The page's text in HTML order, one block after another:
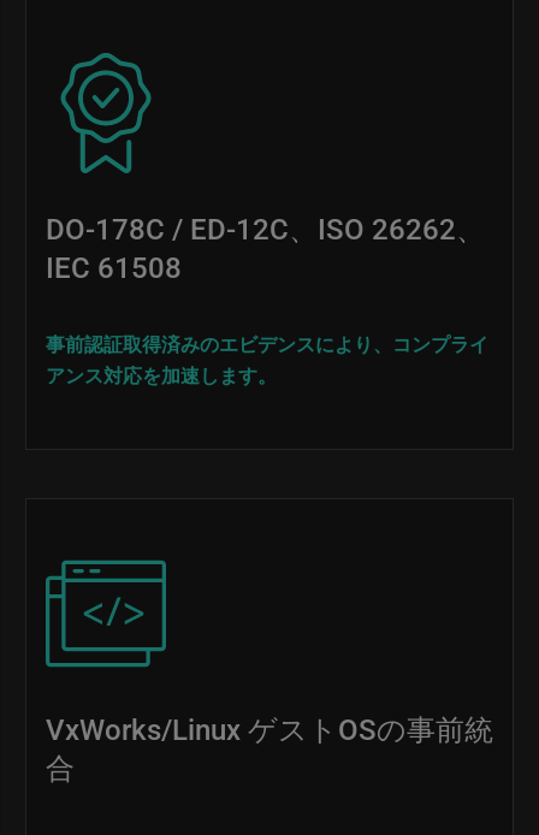
Image
DO-178C / ED-12C、ISO 26262、
IEC 61508
事前認証取得済みのエビデンスにより、コンプライ
アンス対応を加速します。
Image
VxWorks/Linux ゲストOSの事前統
合